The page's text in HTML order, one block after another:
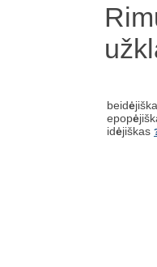
beidė
epopė
idėjiškas